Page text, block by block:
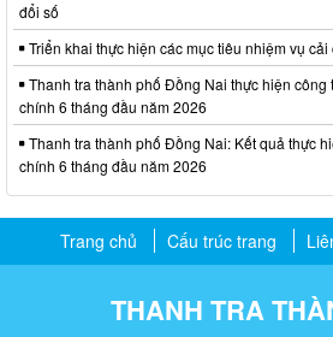
đổi số
Triển khai thực hiện các mục tiêu nhiệm vụ
Thanh tra thành phố Đồng Nai thực hiện công
chính 6 tháng đầu năm 2026
Thanh tra thành phố Đồng Nai: Kết quả thực
chính 6 tháng đầu năm 2026
Trang chủ Cấu trúc trang
THANH TRA